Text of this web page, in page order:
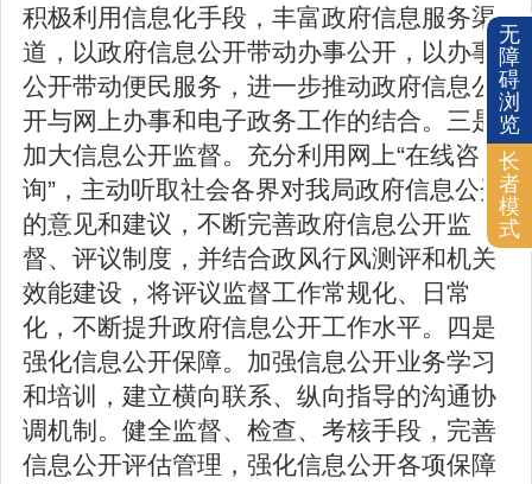
积极利用信息化手段，丰富政府信息服务渠
道，以政府信息公开带动办事公开，以办事
公开带动便民服务，进一步推动政府信息公
开与网上办事和电子政务工作的结合。三是
加大信息公开监督。充分利用网上“在线咨
询”，主动听取社会各界对我局政府信息公开
的意见和建议，不断完善政府信息公开监
督、评议制度，并结合政风行风测评和机关
效能建设，将评议监督工作常规化、日常
化，不断提升政府信息公开工作水平。四是
强化信息公开保障。加强信息公开业务学习
和培训，建立横向联系、纵向指导的沟通协
调机制。健全监督、检查、考核手段，完善
信息公开评估管理，强化信息公开各项保障
无
障
碍
浏
览
长
者
模
式